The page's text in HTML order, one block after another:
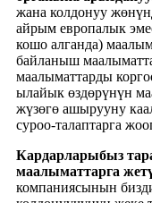
жана колдонуу
айрым европалык
кошо алганда)
байланыш
маалыматтарды
ылайык өздөрүнүн
жүзөгө ашырууну
суроо-талаптарга
Кардарларыбыз
маалыматтарга
компаниясынын